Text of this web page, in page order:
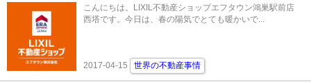
こんにちは。LIXIL不動産ショップエフタウン鴻巣駅前店
西塔です。今日は、春の陽気でとても暖かいで...
2017-04-15 世界の不動産事情